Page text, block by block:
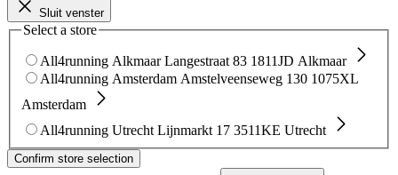
Sluit venster
Select a store
All4running Alkmaar Langestraat 83 1811JD Alkmaar
All4running Amsterdam Amstelveenseweg 130 1075XL
Amsterdam
All4running Utrecht Lijnmarkt 17 3511KE Utrecht
Confirm store selection